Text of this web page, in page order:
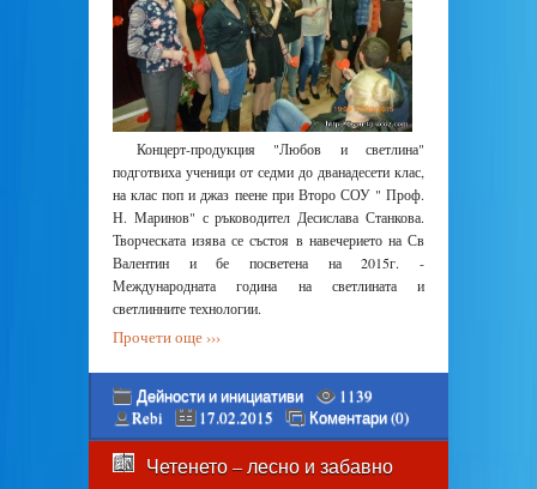
Концерт-продукция "Любов и светлина"
подготвиха ученици от седми до дванадесети клас,
на клас поп и джаз пеене при Второ СОУ " Проф.
Н. Маринов" с ръководител Десислава Станкова.
Творческата изява се състоя в навечерието на Св
Валентин и бе посветена на 2015г. -
Международната година на светлината и
светлинните технологии.
Прочети още ›››
Дейности и инициативи
1139
Rebi
17.02.2015 Коментари (0)
Четенето – лесно и забавно